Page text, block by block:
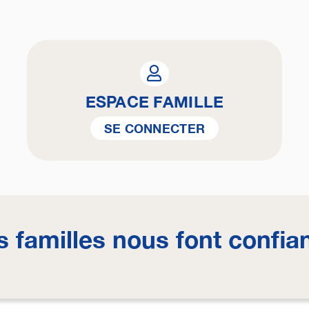
ESPACE FAMILLE
SE CONNECTER
familles nous font